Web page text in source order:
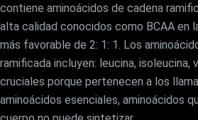
era:
15,99€.
es:
13,30€.
contiene aminoácidos de cadena
alta calidad conocidos como BCAA en
más favorable de 2: 1: 1. Los
ramificada incluyen: leucina, isoleucina,
cruciales porque pertenecen a los
aminoácidos esenciales, aminoácidos